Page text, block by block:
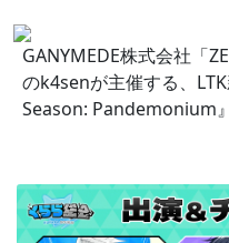
GANYMEDE株式会社「
のk4senが主催する、
Season: Pandemonium